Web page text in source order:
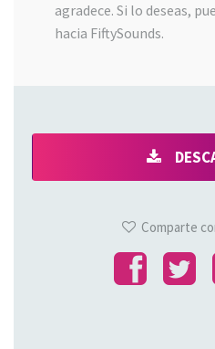
agradece. Si lo deseas,
hacia FiftySounds.
Comparte